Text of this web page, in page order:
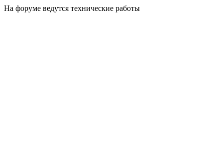
На форуме ведутся технические работы